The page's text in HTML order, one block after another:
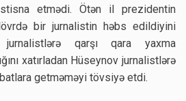
istisna etmədi. Ötən il prezidentin
bir jurnalistin həbs edildiyini
qarşı qara yaxma
xatırladan Hüseynov jurnalistlərə
getməməyi tövsiyə etdi.